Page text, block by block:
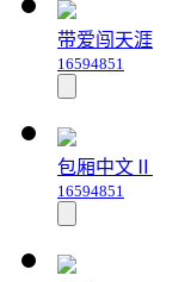
带爱闯天涯
16594851
包厢中文Ⅱ
16594851